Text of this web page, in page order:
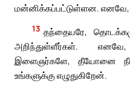
மன்னிக்கப்பட்டுள்ளன. எனவே,
13 தந்தையரே,
அறிந்துள்ளீர்கள். எனவே,
இளைஞர்களே, தீயோனை
உங்களுக்கு எழுதுகிறேன்.